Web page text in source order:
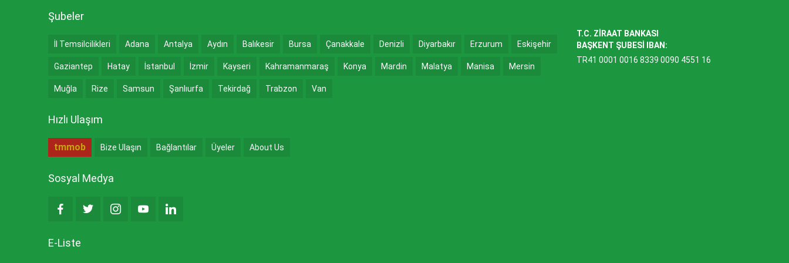
Şubeler
İl Temsilcilikleri Adana Antalya Aydın Balıkesir Bursa Çanakkale Denizli Diyarbakır Erzurum Eskişehir
Gaziantep Hatay İstanbul İzmir Kayseri Kahramanmaraş Konya Mardin Malatya Manisa Mersin
Muğla Rize Samsun Şanlıurfa Tekirdağ Trabzon Van
Hızlı Ulaşım
tmmob Bize Ulaşın Bağlantılar Üyeler About Us
Sosyal Medya
E-Liste
T.C. ZİRAAT BANKASI
BAŞKENT ŞUBESİ IBAN:
TR41 0001 0016 8339 0090 4551 16